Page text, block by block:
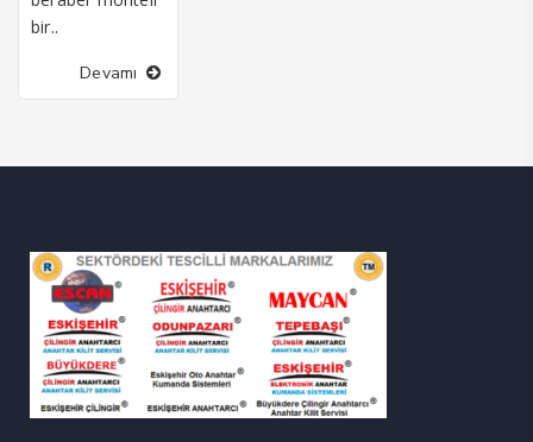
bir..
Devamı